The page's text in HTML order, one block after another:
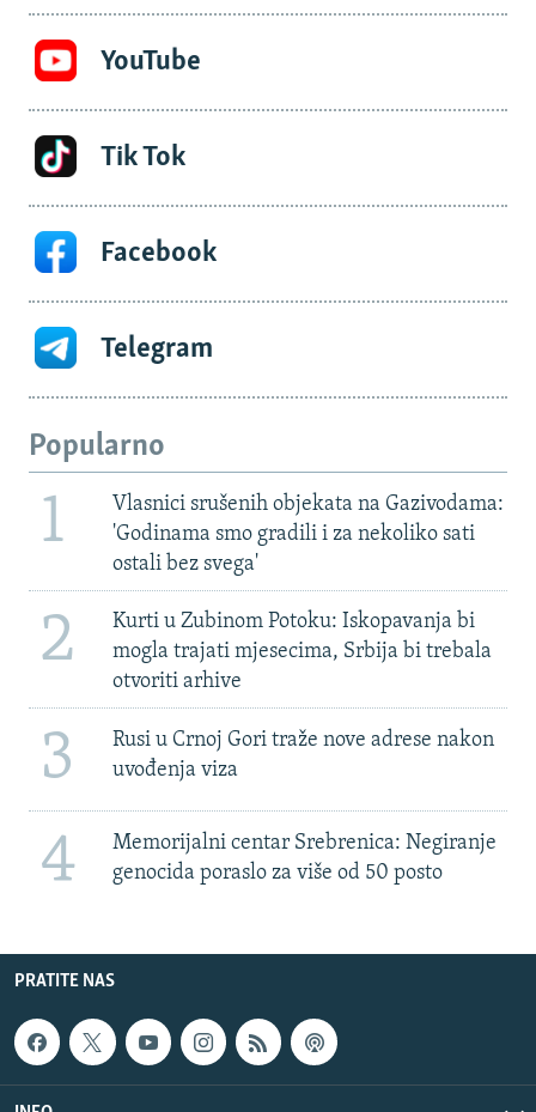
YouTube
Tik Tok
Facebook
Telegram
Popularno
1
Vlasnici srušenih objekata na Gazivodama:
'Godinama smo gradili i za nekoliko sati
ostali bez svega'
2
Kurti u Zubinom Potoku: Iskopavanja bi
mogla trajati mjesecima, Srbija bi trebala
otvoriti arhive
3
Rusi u Crnoj Gori traže nove adrese nakon
uvođenja viza
4
Memorijalni centar Srebrenica: Negiranje
genocida poraslo za više od 50 posto
PRATITE NAS